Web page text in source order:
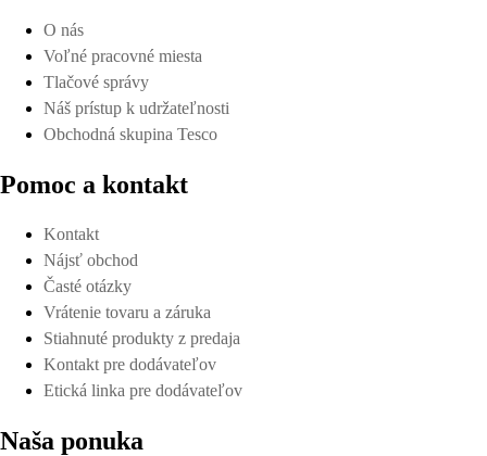
O nás
Voľné pracovné miesta
Tlačové správy
Náš prístup k udržateľnosti
Obchodná skupina Tesco
Pomoc a kontakt
Kontakt
Nájsť obchod
Časté otázky
Vrátenie tovaru a záruka
Stiahnuté produkty z predaja
Kontakt pre dodávateľov
Etická linka pre dodávateľov
Naša ponuka